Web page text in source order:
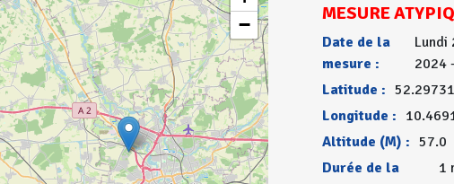
−
MESURE
Date de la
mesure :
Lundi
2024
Latitude :
Longitude :
Altitude (M) : 57.0
Durée de la
1